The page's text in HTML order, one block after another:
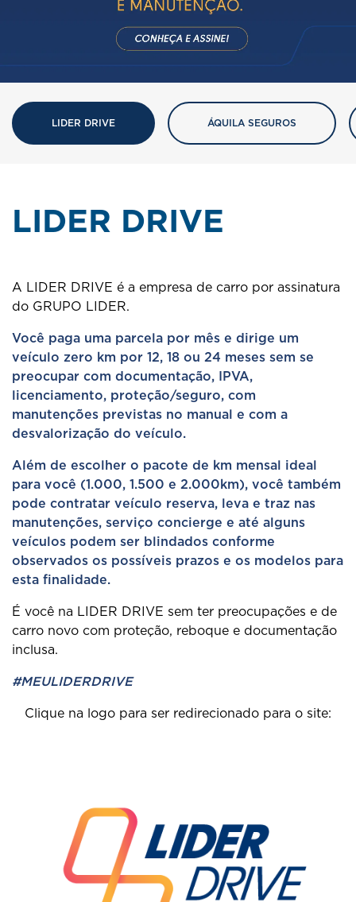
ÁQUILA SEGUROS
LIDER DRIVE
LIDER DRIVE
A LIDER DRIVE é a empresa de carro por assinatura
do GRUPO LIDER.
Você paga uma parcela por mês e dirige um
veículo zero km por 12, 18 ou 24 meses sem se
preocupar com documentação, IPVA,
licenciamento, proteção/seguro, com
manutenções previstas no manual e com a
desvalorização do veículo.
Além de escolher o pacote de km mensal ideal
para você (1.000, 1.500 e 2.000km), você também
pode contratar veículo reserva, leva e traz nas
manutenções, serviço concierge e até alguns
veículos podem ser blindados conforme
observados os possíveis prazos e os modelos para
esta finalidade.
É você na LIDER DRIVE sem ter preocupações e de
carro novo com proteção, reboque e documentação
inclusa.
#MEULIDERDRIVE
Clique na logo para ser redirecionado para o site: